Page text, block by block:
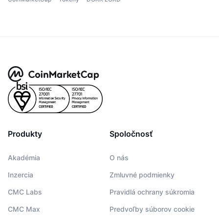
Produkty
Akadémia
Inzercia
CMC Labs
CMC Max
Spoločnosť
O nás
Zmluvné podmienky
Pravidlá ochrany súkromia
Predvoľby súborov cookie